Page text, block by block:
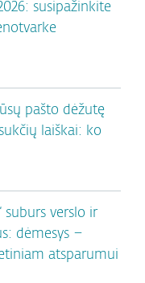
susipažinkite
pašto dėžutę
laiškai: ko
suburs verslo ir
dėmesys –
atsparumui